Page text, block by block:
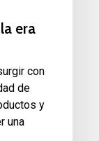
era
con
de
y
una